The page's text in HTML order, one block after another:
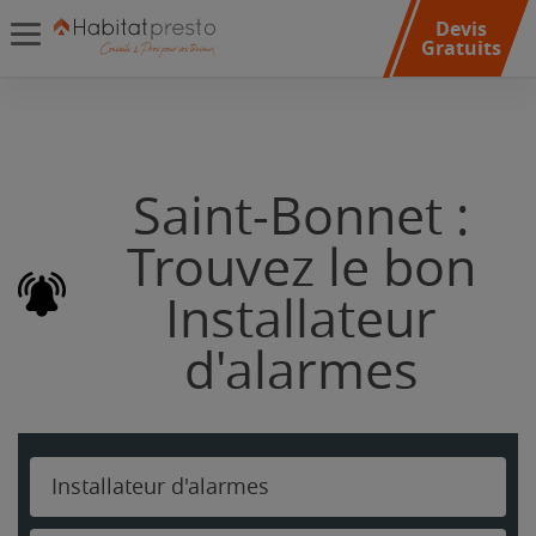
Devis
Gratuits
Saint-Bonnet :
Trouvez le bon
Installateur
d'alarmes
Installateur d'alarmes